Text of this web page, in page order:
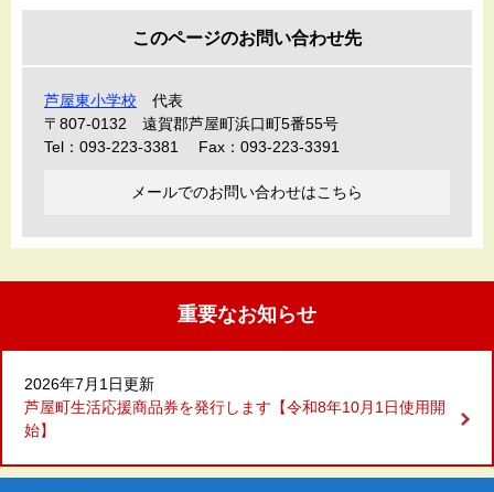
このページのお問い合わせ先
芦屋東小学校
代表
〒807-0132
遠賀郡芦屋町浜口町5番55号
Tel：093-223-3381
Fax：093-223-3391
メールでのお問い合わせはこちら
重要なお知らせ
2026年7月1日更新
芦屋町生活応援商品券を発行します【令和8年10月1日使用開
始】